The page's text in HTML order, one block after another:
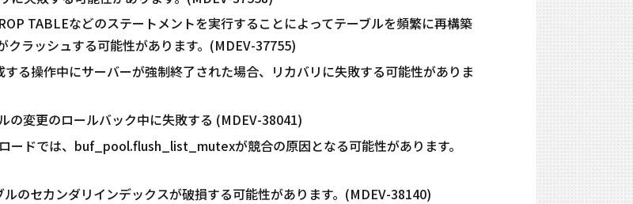
TABLEなどのステートメントを実行することによってテーブルを頻繁に再構築
ラッシュする可能性があります。(MDEV-37755)
る操作中にサーバーが強制終了された場合、リカバリに失敗する可能性がありま
の変更のロールバック中に失敗する (MDEV-38041)
ードでは、buf_pool.flush_list_mutexが競合の原因となる可能性があります。
のセカンダリインデックスが破損する可能性があります。(MDEV-38140)